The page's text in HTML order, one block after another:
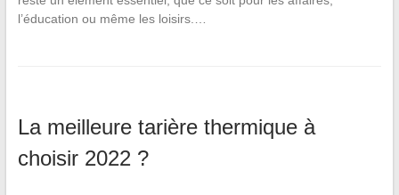
l’éducation ou même les loisirs.…
La meilleure tarière thermique à
choisir 2022 ?